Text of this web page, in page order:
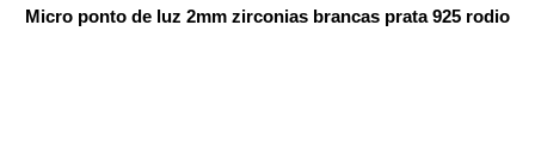
Micro ponto de luz 2mm zirconias brancas prata 925 rodio